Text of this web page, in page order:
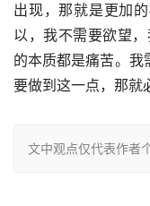
出现，那就是更加
以，我不需要欲望
的本质都是痛苦。我
要做到这一点，那就
文中观点仅代表作者